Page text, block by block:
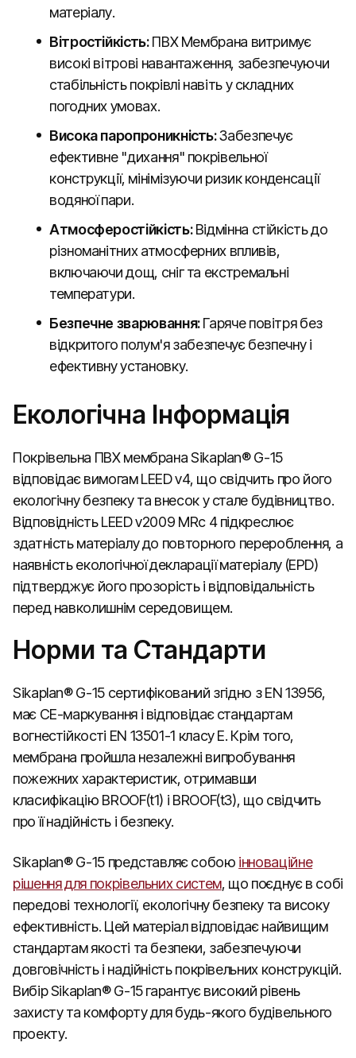
матеріалу.
Вітростійкість:ПВХ Мембрана витримує
високі вітрові навантаження, забезпечуючи
стабільність покрівлі навіть у складних
погодних умовах.
Висока паропроникність:Забезпечує
ефективне "дихання" покрівельної
конструкції, мінімізуючи ризик конденсації
водяної пари.
Атмосферостійкість:Відмінна стійкість до
різноманітних атмосферних впливів,
включаючи дощ, сніг та екстремальні
температури.
Безпечне зварювання:Гаряче повітря без
відкритого полум'я забезпечує безпечну і
ефективну установку.
Екологічна Інформація
Покрівельна ПВХ мембрана Sikaplan® G-15
відповідає вимогам LEED v4, що свідчить про його
екологічну безпеку та внесок у стале будівництво.
Відповідність LEED v2009 MRc 4 підкреслює
здатність матеріалу до повторного перероблення, а
наявність екологічної декларації матеріалу (EPD)
підтверджує його прозорість і відповідальність
перед навколишнім середовищем.
Норми та Стандарти
Sikaplan® G-15 сертифікований згідно з EN 13956,
має CE-маркування і відповідає стандартам
вогнестійкості EN 13501-1 класу Е. Крім того,
мембрана пройшла незалежні випробування
пожежних характеристик, отримавши
класифікацію BROOF(t1) і BROOF(t3), що свідчить
про її надійність і безпеку.
Sikaplan® G-15 представляє собою інноваційне
рішення для покрівельних систем, що поєднує в собі
передові технології, екологічну безпеку та високу
ефективність. Цей матеріал відповідає найвищим
стандартам якості та безпеки, забезпечуючи
довговічність і надійність покрівельних конструкцій.
Вибір Sikaplan® G-15 гарантує високий рівень
захисту та комфорту для будь-якого будівельного
проекту.